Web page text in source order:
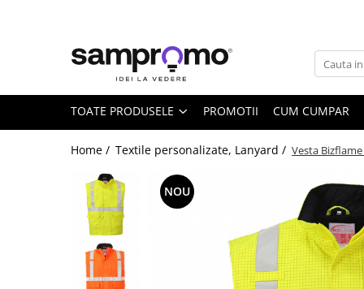
Toate Produsele
Agende datate
Agende nedatate
Agende saptamanale
Calendare personalizate
Calendare de perete
Calendare de birou
Calendare triptice
Instrumente de scris personalizate
TOATE PRODUSELE PROMOTII CUM CUMPAR
Home / Textile personalizate, Lanyard / Vesta
NOU